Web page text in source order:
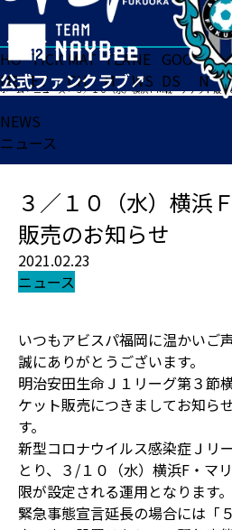
HO
ME
TICK
ET
MAT
CH
TEA
M
NE
WS
GOO
DS
FA
N
ホーム>ニュース>３／１０（水）横浜ＦＭ戦 チケット販売
NEWS
ニュース
３／１０（水）横浜
販売のお知らせ
2021.02.23
ニュース
いつもアビスパ福岡に温かいご
誠にありがとうございます。
明治安田生命Ｊ１リーグ第３節
ケット販売につきましてお知ら
す。
新型コロナウイルス感染症Ｊリ
とり、３/１０（水）横浜F・マ
限が設定される運用となります。
緊急事態宣言延長の場合には「